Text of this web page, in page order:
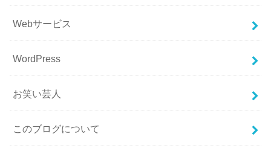
Webサービス
WordPress
お笑い芸人
このブログについて